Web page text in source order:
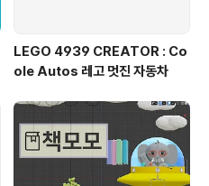
LEGO 4939 CREATOR : Co
ole Autos 레고 멋진 자동차